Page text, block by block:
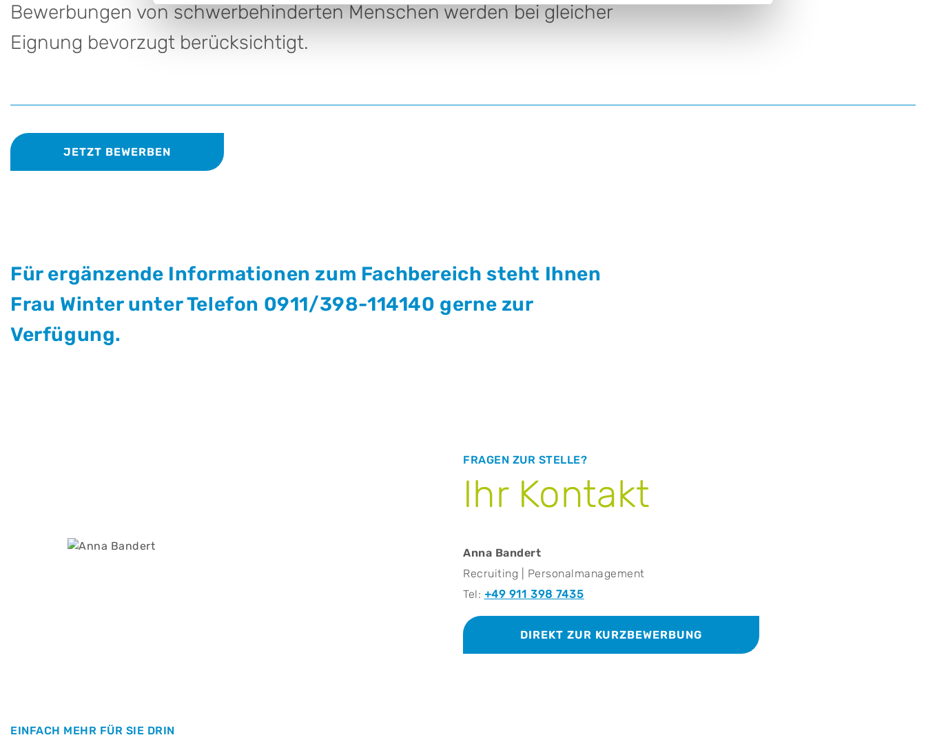
Bewerbungen von schwerbehinderten Menschen werden bei gleicher
Eignung bevorzugt berücksichtigt.
JETZT BEWERBEN
Für ergänzende Informationen zum Fachbereich steht Ihnen
Frau Winter unter Telefon 0911/398-114140 gerne zur
Verfügung.
FRAGEN ZUR STELLE?
Ihr Kontakt
Anna Bandert
Recruiting | Personalmanagement
Tel: +49 911 398 7435
DIREKT ZUR KURZBEWERBUNG
EINFACH MEHR FÜR SIE DRIN